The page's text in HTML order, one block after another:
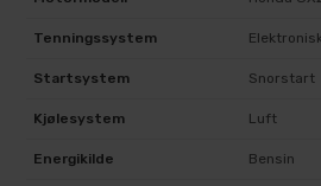
Tenningssystem
Startsystem Snorstart
Kjølesystem Luft
Energikilde Bensin